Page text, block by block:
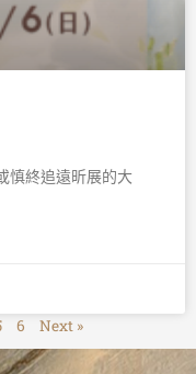
慎終追遠昕展的大
6 Next »